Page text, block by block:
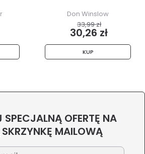
Don Winslow
33,99 zł
30,26 zł
KUP
OFERTĘ NA
MAILOWĄ